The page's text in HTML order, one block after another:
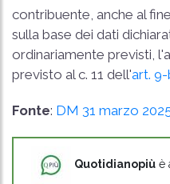
contribuente, anche al
sulla base dei dati
ordinariamente previsti,
previsto al c. 11 dell'art.
Fonte: DM 31 marzo
Quotidianopiù è